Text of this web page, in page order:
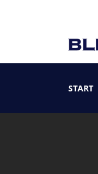
START